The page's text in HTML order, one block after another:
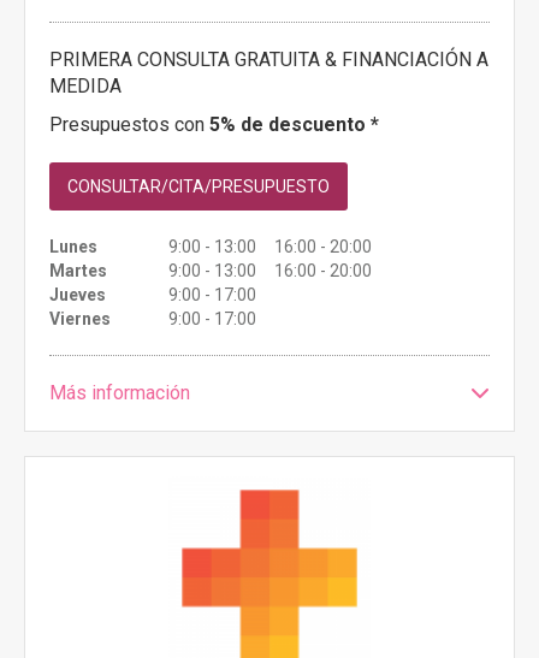
PRIMERA CONSULTA GRATUITA & FINANCIACIÓN A
MEDIDA
Presupuestos con 5% de descuento *
CONSULTAR/CITA/PRESUPUESTO
Lunes
9:00 - 13:00 16:00 - 20:00
Martes
9:00 - 13:00 16:00 - 20:00
Jueves
9:00 - 17:00
Viernes
9:00 - 17:00
Más información